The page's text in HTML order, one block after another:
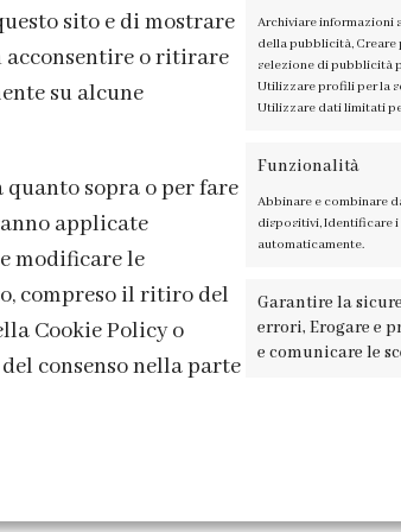
sito e di mostrare
o ritirare
su alcune
sopra o per fare
applicate
modificare le
compreso il ritiro del
Cookie Policy o
consenso nella parte
Archiviare informazioni
della pubblicità,
selezione di pubblicità
Utilizzare profili per la
Utilizzare dati limitati
Funzionalità
Abbinare e combinare
dispositivi, Identificare
automaticamente.
Garantire la
errori, Erogare e
e comunicare le
ISCRIVITI
DEL COLORE, VIA TAGLIAMENTO 13, 23900